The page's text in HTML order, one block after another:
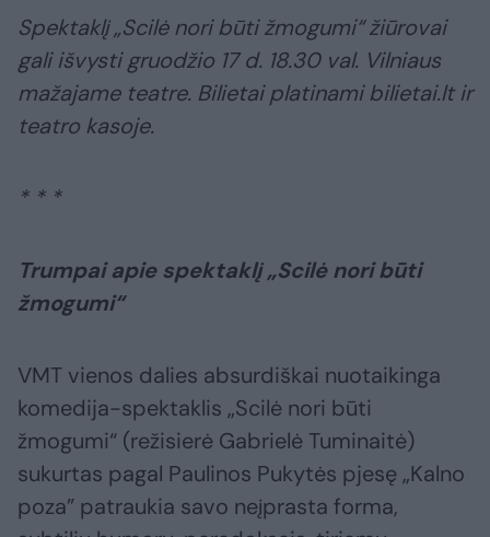
Spektaklį „Scilė nori būti žmogumi“ žiūrovai
gali išvysti gruodžio 17 d. 18.30 val. Vilniaus
mažajame teatre. Bilietai platinami bilietai.lt ir
teatro kasoje.
* * *
Trumpai apie spektaklį „Scilė nori būti
žmogumi“
VMT vienos dalies absurdiškai nuotaikinga
komedija-spektaklis „Scilė nori būti
žmogumi“ (režisierė Gabrielė Tuminaitė)
sukurtas pagal Paulinos Pukytės pjesę „Kalno
poza” patraukia savo neįprasta forma,